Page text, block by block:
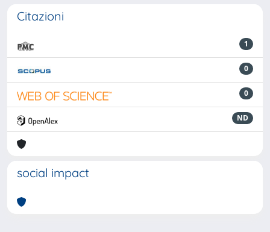
Citazioni
1
0
0
ND
social impact